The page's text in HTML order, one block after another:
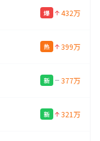
爆 432万
热 399万
新 377万
新 321万